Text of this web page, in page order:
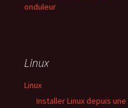
onduleur
Linux
Linux
Installer Linux depuis une